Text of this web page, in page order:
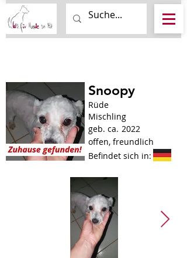
Snoopy
Rüde
Mischling
geb. ca. 2022
offen, freundlich
Befindet sich in: